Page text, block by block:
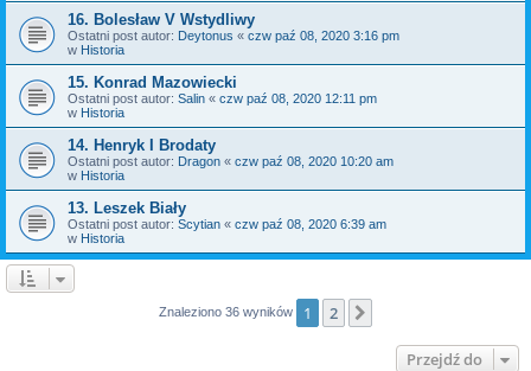
16. Bolesław V Wstydliwy
Ostatni post autor: Deytonus « czw paź 08, 2020 3:16 pm
w Historia
15. Konrad Mazowiecki
Ostatni post autor: Salin « czw paź 08, 2020 12:11 pm
w Historia
14. Henryk I Brodaty
Ostatni post autor: Dragon « czw paź 08, 2020 10:20 am
w Historia
13. Leszek Biały
Ostatni post autor: Scytian « czw paź 08, 2020 6:39 am
w Historia
Znaleziono 36 wyników 1 2
Przejdź do